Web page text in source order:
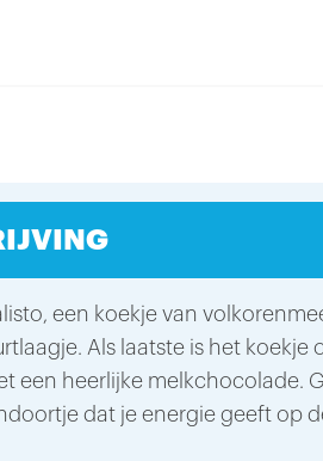
een koekje van
Als laatste is het koekje
een heerlijke melkchocolade.
dat je energie geeft op